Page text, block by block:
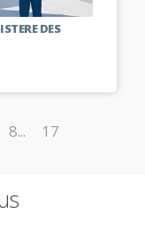
DES
8... 17